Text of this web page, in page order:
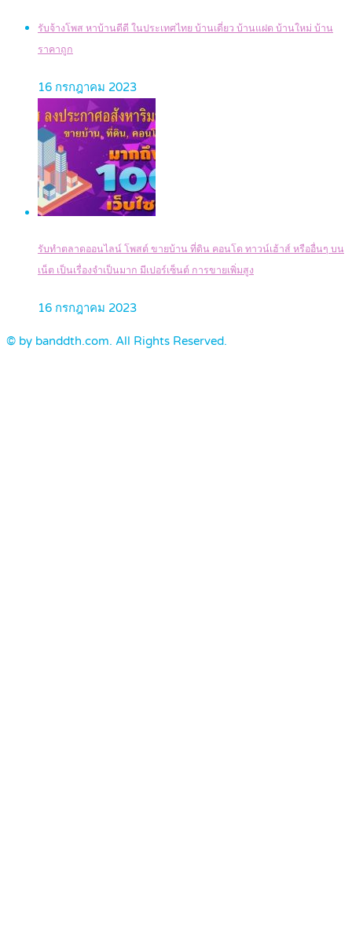
รับจ้างโพส หาบ้านดีดี ในประเทศไทย บ้านเดี่ยว บ้านแฝด บ้านใหม่ บ้าน
ราคาถูก
16 กรกฎาคม 2023
รับทำตลาดออนไลน์ โพสต์ ขายบ้าน ที่ดิน คอนโด ทาวน์เฮ้าส์ หรืออื่นๆ บน
เน็ต เป็นเรื่องจำเป็นมาก มีเปอร์เซ็นต์ การขายเพิ่มสูง
16 กรกฎาคม 2023
© by banddth.com. All Rights Reserved.